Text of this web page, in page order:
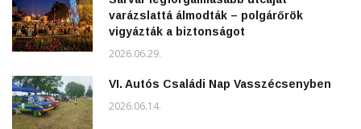
varázslattá álmodták – polgárőrök
vigyázták a biztonságot
2026.06.29.
VI. Autós Családi Nap Vasszécsenyben
2026.06.14.